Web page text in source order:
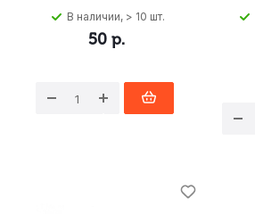
В наличии, > 10 шт.
50 р.